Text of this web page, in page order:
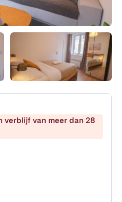
verblijf van meer dan 28